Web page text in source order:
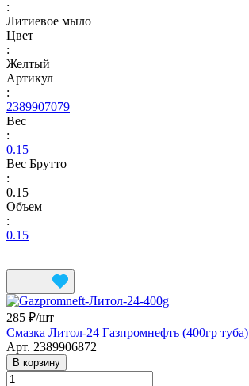
:
Литиевое мыло
Цвет
:
Желтый
Артикул
:
2389907079
Вес
:
0.15
Вес Брутто
:
0.15
Объем
:
0.15
285 ₽/шт
Смазка Литол-24 Газпромнефть (400гр туба)
Арт. 2389906872
В корзину